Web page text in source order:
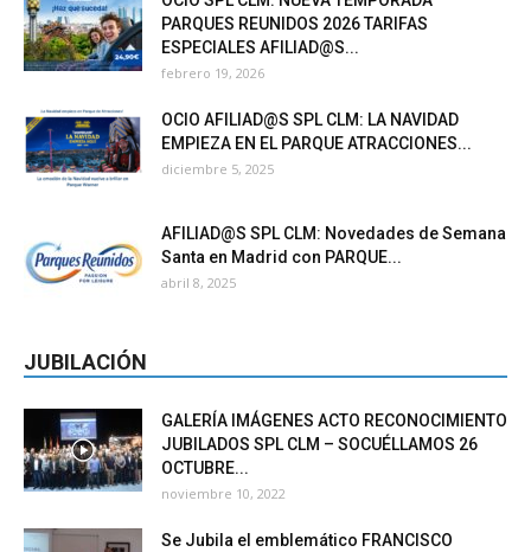
PARQUES REUNIDOS 2026 TARIFAS
ESPECIALES AFILIAD@S...
febrero 19, 2026
OCIO AFILIAD@S SPL CLM: LA NAVIDAD
EMPIEZA EN EL PARQUE ATRACCIONES...
diciembre 5, 2025
AFILIAD@S SPL CLM: Novedades de Semana
Santa en Madrid con PARQUE...
abril 8, 2025
JUBILACIÓN
GALERÍA IMÁGENES ACTO RECONOCIMIENTO
JUBILADOS SPL CLM – SOCUÉLLAMOS 26
OCTUBRE...
noviembre 10, 2022
Se Jubila el emblemático FRANCISCO